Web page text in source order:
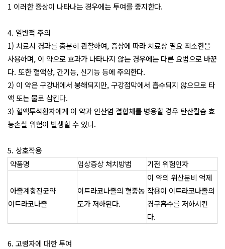
1 이러한 증상이 나타나는 경우에는 투여를 중지한다.
4. 일반적 주의
1) 치료시 경과를 충분히 관찰하여, 증상에 따라 치료상 필요 최소한을
사용하며, 이 약으로 효과가 나타나지 않는 경우에는 다른 요법으로 바꾼
다. 또한 혈액상, 간기능, 신기능 등에 주의한다.
2) 이 약은 구강내에서 붕해되지만, 구강점막에서 흡수되지 않으므로 타
액 또는 물로 삼킨다.
3) 혈액투석환자에게 이 약과 인산염 결합체를 병용할 경우 탄산칼슘 효
능손실 위험이 발생할 수 있다.
5. 상호작용
약품명
임상증상 처치방법 기전 위험인자
아졸계항진균약
이트라코나졸
이트라코나졸의 혈중농
도가 저하된다.
이 약의 위산분비 억제
작용이 이트라코나졸의
경구흡수를 저하시킨
다.
6. 고령자에 대한 투여